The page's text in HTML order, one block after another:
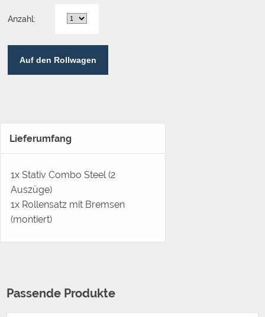
Anzahl:
Auf den Rollwagen
Lieferumfang
1x Stativ Combo Steel (2
Auszüge)
1x Rollensatz mit Bremsen
(montiert)
Passende Produkte